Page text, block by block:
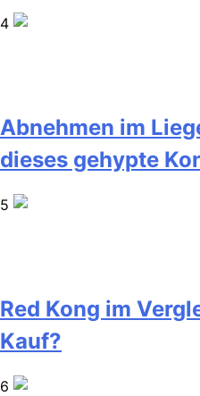
4
Abnehmen im
dieses gehypte
5
Red Kong im
Kauf?
6